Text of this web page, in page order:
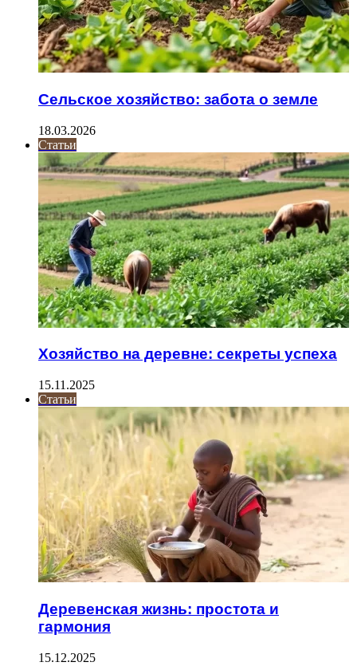
Сельское хозяйство: забота о земле
18.03.2026
Статьи
Хозяйство на деревне: секреты успеха
15.11.2025
Статьи
Деревенская жизнь: простота и
гармония
15.12.2025